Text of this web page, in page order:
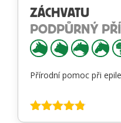
ZÁCHVATU
PODPŮRNÝ
Přírodní pomoc při
Hodnocení